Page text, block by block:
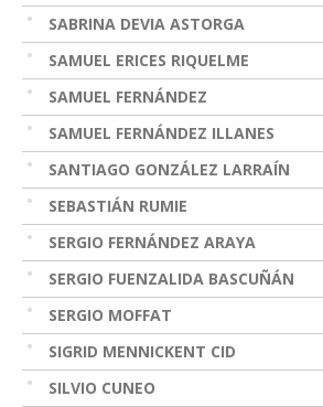
SABRINA DEVIA ASTORGA
SAMUEL ERICES RIQUELME
SAMUEL FERNÁNDEZ
SAMUEL FERNÁNDEZ ILLANES
SANTIAGO GONZÁLEZ LARRAÍN
SEBASTIÁN RUMIE
SERGIO FERNÁNDEZ ARAYA
SERGIO FUENZALIDA BASCUÑÁN
SERGIO MOFFAT
SIGRID MENNICKENT CID
SILVIO CUNEO